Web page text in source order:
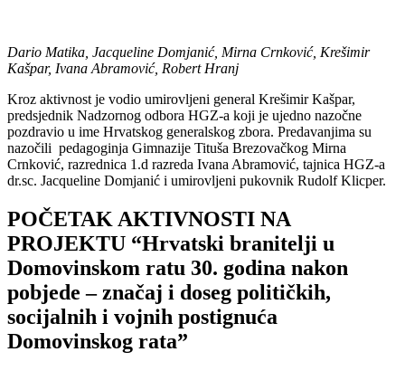
Dario Matika, Jacqueline Domjanić, Mirna Crnković, Krešimir
Kašpar, Ivana Abramović, Robert Hranj
Kroz aktivnost je vodio umirovljeni general Krešimir Kašpar,
predsjednik Nadzornog odbora HGZ-a koji je ujedno nazočne
pozdravio u ime Hrvatskog generalskog zbora. Predavanjima su
nazočili pedagoginja Gimnazije Tituša Brezovačkog Mirna
Crnković, razrednica 1.d razreda Ivana Abramović, tajnica HGZ-a
dr.sc. Jacqueline Domjanić i umirovljeni pukovnik Rudolf Klicper.
POČETAK AKTIVNOSTI NA
PROJEKTU “Hrvatski branitelji u
Domovinskom ratu 30. godina nakon
pobjede – značaj i doseg političkih,
socijalnih i vojnih postignuća
Domovinskog rata”